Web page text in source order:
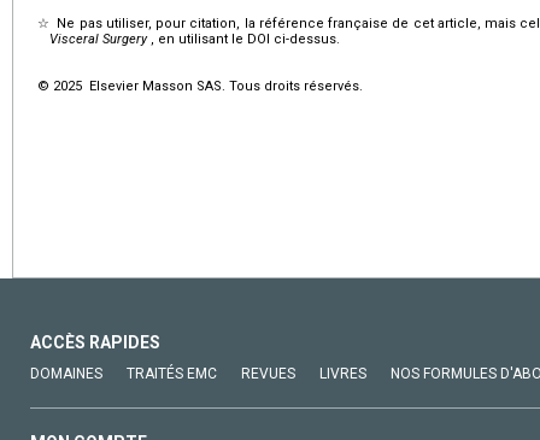
☆
Ne pas utiliser, pour citation, la référence française de cet article, mais
Visceral Surgery, en utilisant le DOI ci-dessus.
© 2025 Elsevier Masson SAS. Tous droits réservés.
ACCÈS RAPIDES
DOMAINES TRAITÉS EMC REVUES LIVRES NOS FORMULES